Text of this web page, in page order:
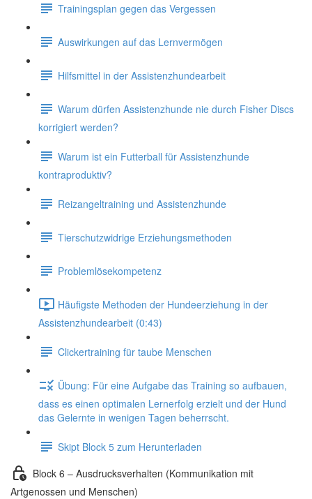
Trainingsplan gegen das Vergessen
Auswirkungen auf das Lernvermögen
Hilfsmittel in der Assistenzhundearbeit
Warum dürfen Assistenzhunde nie durch Fisher Discs
korrigiert werden?
Warum ist ein Futterball für Assistenzhunde
kontraproduktiv?
Reizangeltraining und Assistenzhunde
Tierschutzwidrige Erziehungsmethoden
Problemlösekompetenz
Häufigste Methoden der Hundeerziehung in der
Assistenzhundearbeit (0:43)
Clickertraining für taube Menschen
Übung: Für eine Aufgabe das Training so aufbauen,
dass es einen optimalen Lernerfolg erzielt und der Hund
das Gelernte in wenigen Tagen beherrscht.
Skipt Block 5 zum Herunterladen
Block 6 – Ausdrucksverhalten (Kommunikation mit
Artgenossen und Menschen)